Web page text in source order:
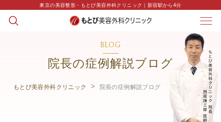
東京の美容整形・もとび美容外科クリニック｜新宿駅から4分
BLOG
院長の症例解説ブログ
もとび美容外科クリニック 院長の症例解説ブログ